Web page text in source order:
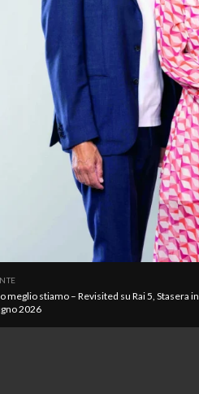
meglio stiamo – Revisited su Rai 5, Stasera in
2026